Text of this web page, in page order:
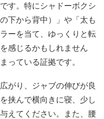
す。特にシャドーボクシ
下から背中）」や「太も
ーを当て、ゆっくりと転
感じるかもしれません
っている証拠です。
がり、ジャブの伸びが良
挟んで横向きに寝、少し
えてください。また、腰